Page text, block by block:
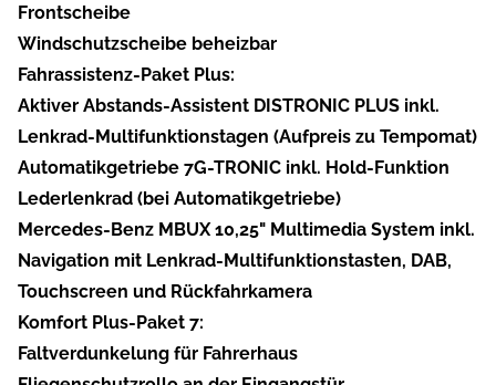
Frontscheibe
Windschutzscheibe beheizbar
Fahrassistenz-Paket Plus:
Aktiver Abstands-Assistent DISTRONIC PLUS inkl.
Lenkrad-Multifunktionstagen (Aufpreis zu Tempomat)
Automatikgetriebe 7G-TRONIC inkl. Hold-Funktion
Lederlenkrad (bei Automatikgetriebe)
Mercedes-Benz MBUX 10,25" Multimedia System inkl.
Navigation mit Lenkrad-Multifunktionstasten, DAB,
Touchscreen und Rückfahrkamera
Komfort Plus-Paket 7:
Faltverdunkelung für Fahrerhaus